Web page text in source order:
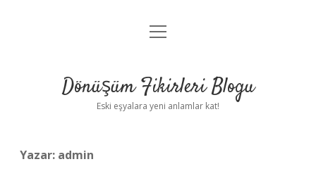
Anasayfa
Yasal Uyarı
menüyü
Dönüşüm Fikirleri Blogu
Eski eşyalara yeni anlamlar kat!
Yazar: admin